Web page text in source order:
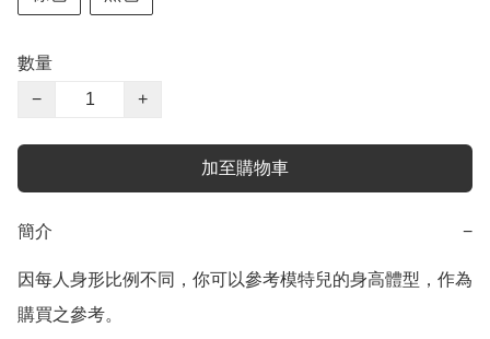
數量
−
+
加至購物車
簡介 −
因每人身形比例不同，你可以參考模特兒的身高體型，作為
購買之參考。